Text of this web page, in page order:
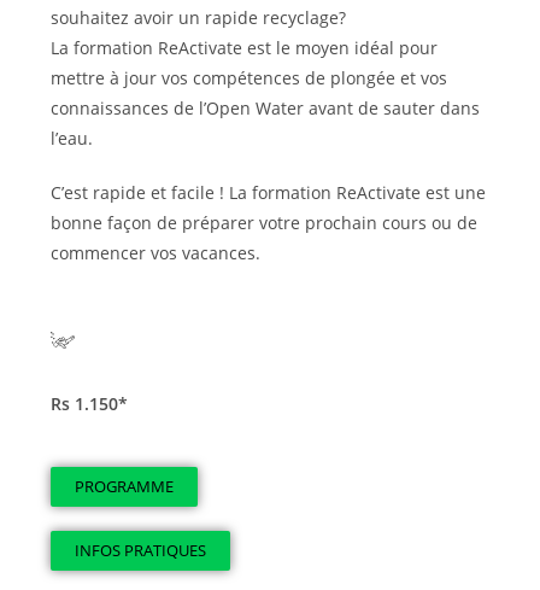
souhaitez avoir un rapide recyclage?
La formation ReActivate est le moyen idéal pour
mettre à jour vos compétences de plongée et vos
connaissances de l’Open Water avant de sauter dans
l’eau.
C’est rapide et facile ! La formation ReActivate est une
bonne façon de préparer votre prochain cours ou de
commencer vos vacances.
Rs 1.150*
PROGRAMME
INFOS PRATIQUES